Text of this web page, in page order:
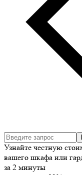
Узнайте честную
вашего шкафа или
за 2 минуты